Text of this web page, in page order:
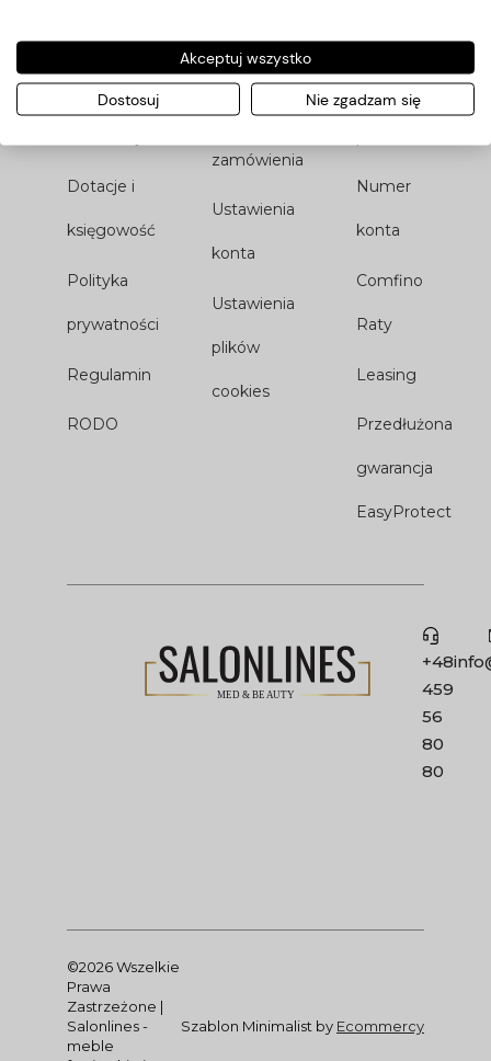
Pomoc
Zwroty i
Dotacje i
księgowość
Polityka
prywatności
Regulamin
RODO
Moje
konto
Twoje
zamówienia
Ustawienia
konta
Ustawienia
plików
cookies
Płatności
Metody
Numer
konta
Comfino
Raty
Leasing
Przedłużona
gwarancja
EasyProtect
+48
459
56
80
80
©2026 Wszelkie
Prawa
Zastrzeżone |
Salonlines -
meble
Szablon Minimalist by Ecommercy
Akceptuj wszystko
Dostosuj Nie zgadzam się